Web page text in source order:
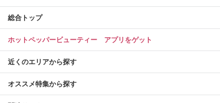
総合トップ
ホットペッパービューティー アプリをゲット
近くのエリアから探す
オススメ特集から探す